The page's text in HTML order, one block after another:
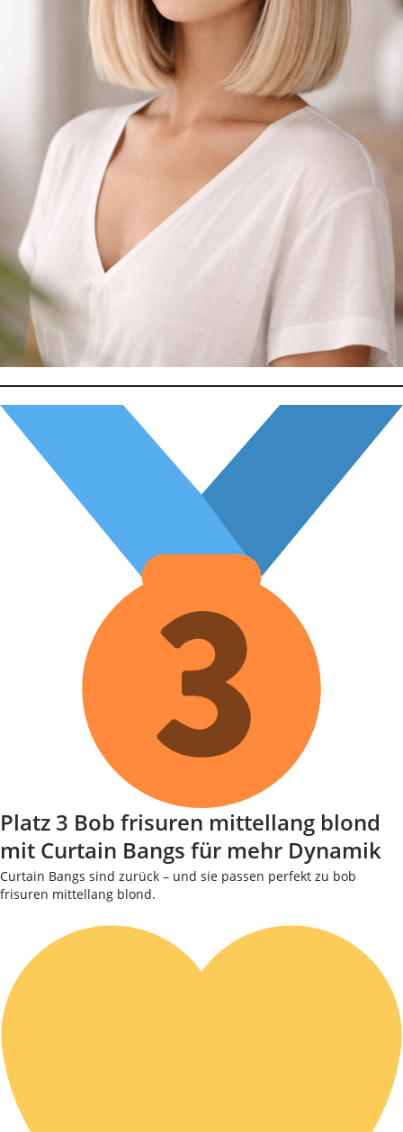
Platz 3 Bob frisuren mittellang blond
mit Curtain Bangs für mehr Dynamik
Curtain Bangs sind zurück – und sie passen perfekt zu bob
frisuren mittellang blond.